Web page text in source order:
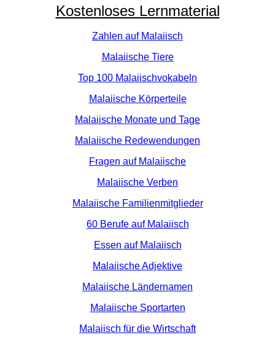
Kostenloses Lernmaterial
Zahlen auf Malaiisch
Malaiische Tiere
Top 100 Malaiischvokabeln
Malaiische Körperteile
Malaiische Monate und Tage
Malaiische Redewendungen
Fragen auf Malaiische
Malaiische Verben
Malaiische Familienmitglieder
60 Berufe auf Malaiisch
Essen auf Malaiisch
Malaiische Adjektive
Malaiische Ländernamen
Malaiische Sportarten
Malaiisch für die Wirtschaft